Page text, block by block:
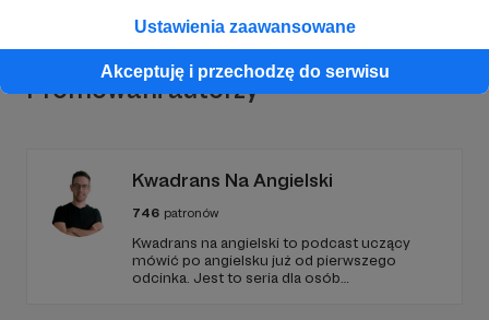
Ustawienia zaawansowane
Akceptuję i przechodzę do serwisu
Promowani autorzy
Kwadrans Na Angielski
746 patronów
Kwadrans na angielski to podcast uczący
mówić po angielsku już od pierwszego
odcinka. Jest to seria dla osób